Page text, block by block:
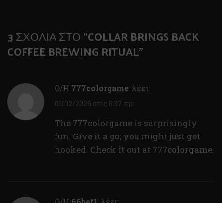
3 ΣΧΌΛΙΑ ΣΤΟ “COLLAR BRINGS BACK
COFFEE BREWING RITUAL”
Ο/Η 777colorgame λέει:
01/02/2026 στις 8:37 πμ
The 777colorgame is surprisingly
fun. Give it a go; you might just get
hooked. Check it out at 777colorgame.